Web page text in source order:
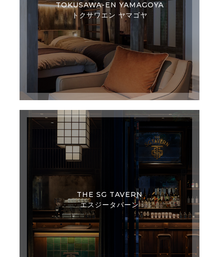
TOKUSAWA-EN YAMAGOYA
トクサワエン ヤマゴヤ
THE SG TAVERN
エスジータバーン